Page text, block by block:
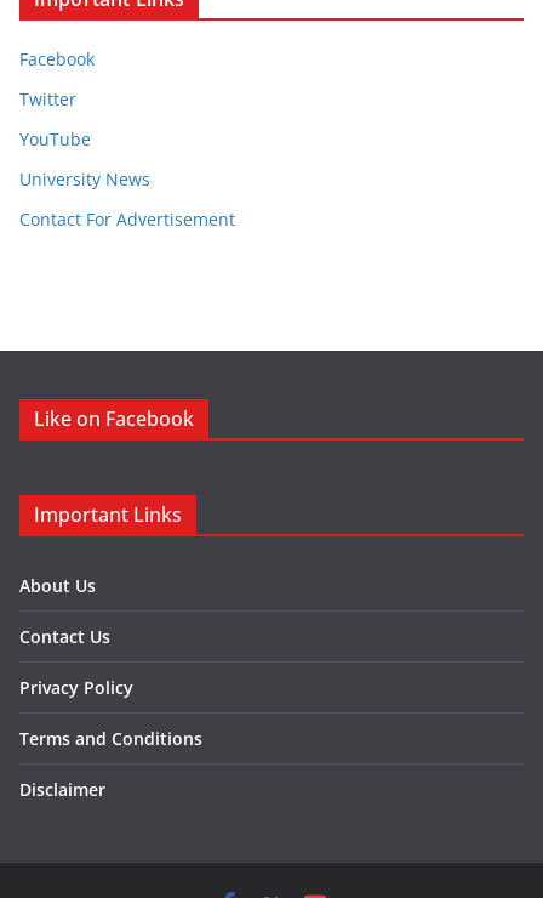
Facebook
Twitter
YouTube
University News
Contact For Advertisement
Like on Facebook
Important Links
About Us
Contact Us
Privacy Policy
Terms and Conditions
Disclaimer